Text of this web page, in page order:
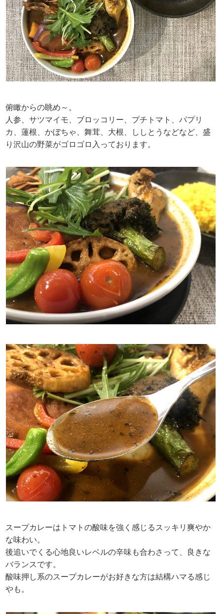
俯瞰からの眺め～。
人参、サツマイモ、ブロッコリー、プチトマト、パプリ
カ、蓮根、かぼちゃ、舞茸、大根、ししとうなどなど、盛
り沢山の野菜がゴロゴロ入っております。
スープカレーはトマトの酸味を強く感じるスッキリ爽やか
な味わい。
後追いでくる心地良いレベルの辛味も合わさって、良きな
バランスです。
酸味押し系のスープカレーがお好きな方は結構ハマる感じ
やも。